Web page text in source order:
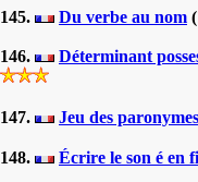
145. Du verbe au nom
146. Déterminant
147. Jeu des paronymes
148. Écrire le son é en